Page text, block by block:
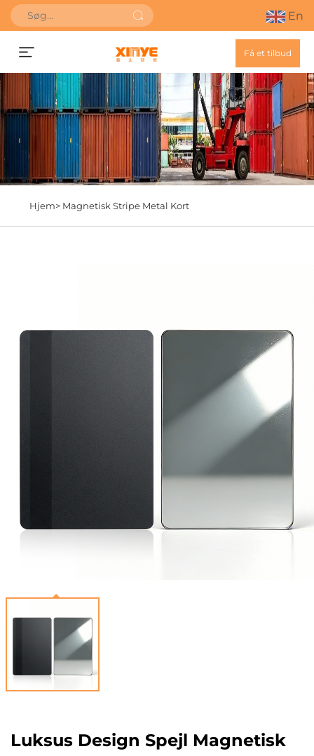
En
Få et tilbud
Hjem> Magnetisk Stripe Metal Kort
Luksus Design Spejl Magnetisk